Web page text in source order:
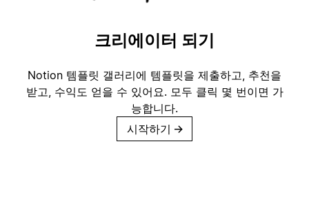
크리에이터 되기
Notion 템플릿 갤러리에 템플릿을 제출하고, 추천을
받고, 수익도 얻을 수 있어요. 모두 클릭 몇 번이면 가
능합니다.
시작하기 →